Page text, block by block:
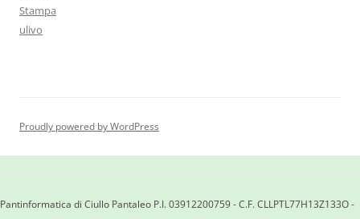
Stampa
ulivo
Proudly powered by WordPress
Pantinformatica di Ciullo Pantaleo P.I. 03912200759 - C.F. CLLPTL77H13Z133O -